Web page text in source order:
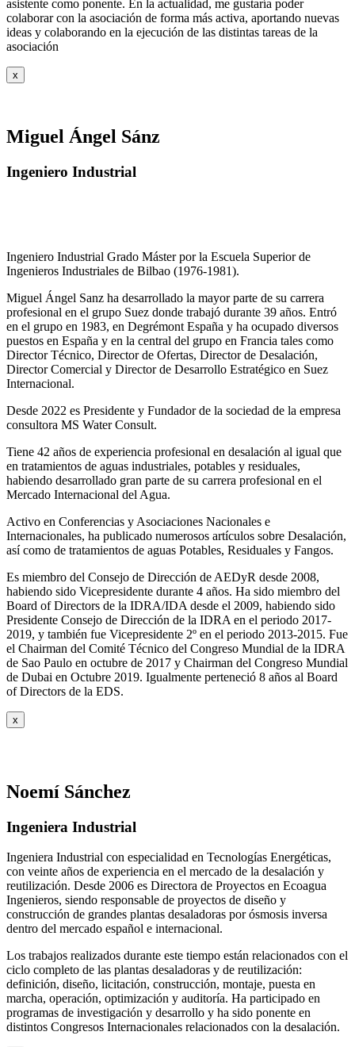
asistente como ponente. En la actualidad, me gustaría poder
colaborar con la asociación de forma más activa, aportando nuevas
ideas y colaborando en la ejecución de las distintas tareas de la
asociación
x
Miguel Ángel Sánz
Ingeniero Industrial
Ingeniero Industrial Grado Máster por la Escuela Superior de
Ingenieros Industriales de Bilbao (1976-1981).
Miguel Ángel Sanz ha desarrollado la mayor parte de su carrera
profesional en el grupo Suez donde trabajó durante 39 años. Entró
en el grupo en 1983, en Degrémont España y ha ocupado diversos
puestos en España y en la central del grupo en Francia tales como
Director Técnico, Director de Ofertas, Director de Desalación,
Director Comercial y Director de Desarrollo Estratégico en Suez
Internacional.
Desde 2022 es Presidente y Fundador de la sociedad de la empresa
consultora MS Water Consult.
Tiene 42 años de experiencia profesional en desalación al igual que
en tratamientos de aguas industriales, potables y residuales,
habiendo desarrollado gran parte de su carrera profesional en el
Mercado Internacional del Agua.
Activo en Conferencias y Asociaciones Nacionales e
Internacionales, ha publicado numerosos artículos sobre Desalación,
así como de tratamientos de aguas Potables, Residuales y Fangos.
Es miembro del Consejo de Dirección de AEDyR desde 2008,
habiendo sido Vicepresidente durante 4 años. Ha sido miembro del
Board of Directors de la IDRA/IDA desde el 2009, habiendo sido
Presidente Consejo de Dirección de la IDRA en el periodo 2017-
2019, y también fue Vicepresidente 2º en el periodo 2013-2015. Fue
el Chairman del Comité Técnico del Congreso Mundial de la IDRA
de Sao Paulo en octubre de 2017 y Chairman del Congreso Mundial
de Dubai en Octubre 2019. Igualmente perteneció 8 años al Board
of Directors de la EDS.
x
Noemí Sánchez
Ingeniera Industrial
Ingeniera Industrial con especialidad en Tecnologías Energéticas,
con veinte años de experiencia en el mercado de la desalación y
reutilización. Desde 2006 es Directora de Proyectos en Ecoagua
Ingenieros, siendo responsable de proyectos de diseño y
construcción de grandes plantas desaladoras por ósmosis inversa
dentro del mercado español e internacional.
Los trabajos realizados durante este tiempo están relacionados con el
ciclo completo de las plantas desaladoras y de reutilización:
definición, diseño, licitación, construcción, montaje, puesta en
marcha, operación, optimización y auditoría. Ha participado en
programas de investigación y desarrollo y ha sido ponente en
distintos Congresos Internacionales relacionados con la desalación.